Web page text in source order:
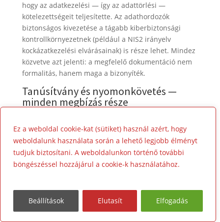
Ez a weboldal cookie-kat (sütiket) használ azért, hogy
weboldalunk használata során a lehető legjobb élményt
tudjuk biztosítani. A weboldalunkon történő további
böngészéssel hozzájárul a cookie-k használatához.
Beállítások Elutasít Elfogadás
hogy az adatkezelési — így az adattörlési —
kötelezettségeit teljesítette. Az adathordozók
biztonságos kivezetése a tágabb kiberbiztonsági
kontrollkörnyezetnek (például a NIS2 irányelv
kockázatkezelési elvárásainak) is része lehet. Mindez
közvetve azt jelenti: a megfelelő dokumentáció nem
formalitás, hanem maga a bizonyíték.
Tanúsítvány és nyomonkövetés —
minden megbízás része
megsemmisítéshez hiteles tanúsítvány jár.Ez nem
opcionális felár, hanem a szolgáltatás alapvető
eleme. Egy auditbiztos megbízás dokumentációja
jellemzően tartalmazza: